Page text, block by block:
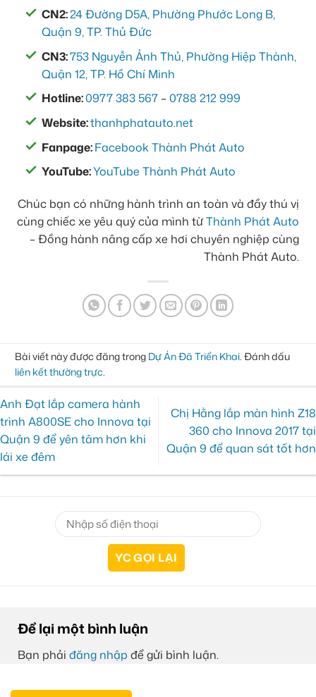
CN2:24 Đường D5A, Phường Phước Long B,
Quận 9, TP. Thủ Đức
CN3:753 Nguyễn Ảnh Thủ, Phường Hiệp Thành,
Quận 12, TP. Hồ Chí Minh
Hotline:0977 383 567 –0788 212 999
Website:thanhphatauto.net
Fanpage:Facebook Thành Phát Auto
YouTube:YouTube Thành Phát Auto
Chúc bạn có những hành trình an toàn và đầy thú vị
cùng chiếc xe yêu quý của mình từThành Phát Auto
– Đồng hành nâng cấp xe hơi chuyên nghiệp cùng
Thành Phát Auto.
Bài viết này được đăng trong Dự Án Đã Triển Khai. Đánh dấu
liên kết thường trực.
Anh Đạt lắp camera hành
trình A800SE cho Innova tại
Quận 9 để yên tâm hơn khi
lái xe đêm
Chị Hằng lắp màn hình Z18
360 cho Innova 2017 tại
Quận 9 để quan sát tốt hơn
Để lại một bình luận
Bạn phải đăng nhập để gửi bình luận.